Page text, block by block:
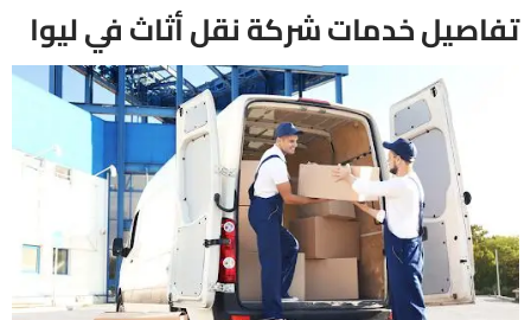
تفاصيل خدمات شركة نقل أثاث في ليوا